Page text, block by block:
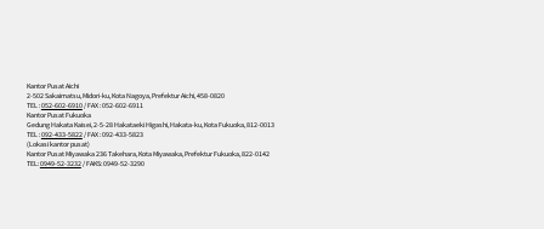
Kantor Pusat Aichi
2-502 Sakaimatsu, Midori-ku, Kota Nagoya, Prefektur Aichi, 458-0820
TEL :052-602-6910/ FAX : 052-602-6911
Kantor Pusat Fukuoka
Gedung Hakata Kaisei, 2-5-28 Hakataeki Higashi, Hakata-ku, Kota Fukuoka, 812-0013
TEL :092-433-5822/ FAX : 092-433-5823
(Lokasi kantor pusat)
Kantor Pusat Miyawaka 236 Takehara, Kota Miyawaka, Prefektur Fukuoka, 822-0142
TEL:0949-52-3232/ FAKS: 0949-52-3290